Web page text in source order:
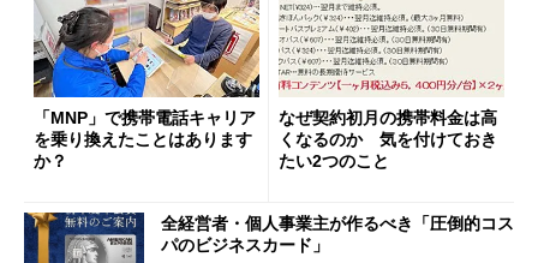
「MNP」で携帯電話キャリア
を乗り換えたことはあります
か？
なぜ契約初月の携帯料金は高
くなるのか 気を付けておき
たい2つのこと
全経営者・個人事業主が作るべき「圧倒的コス
パのビジネスカード」